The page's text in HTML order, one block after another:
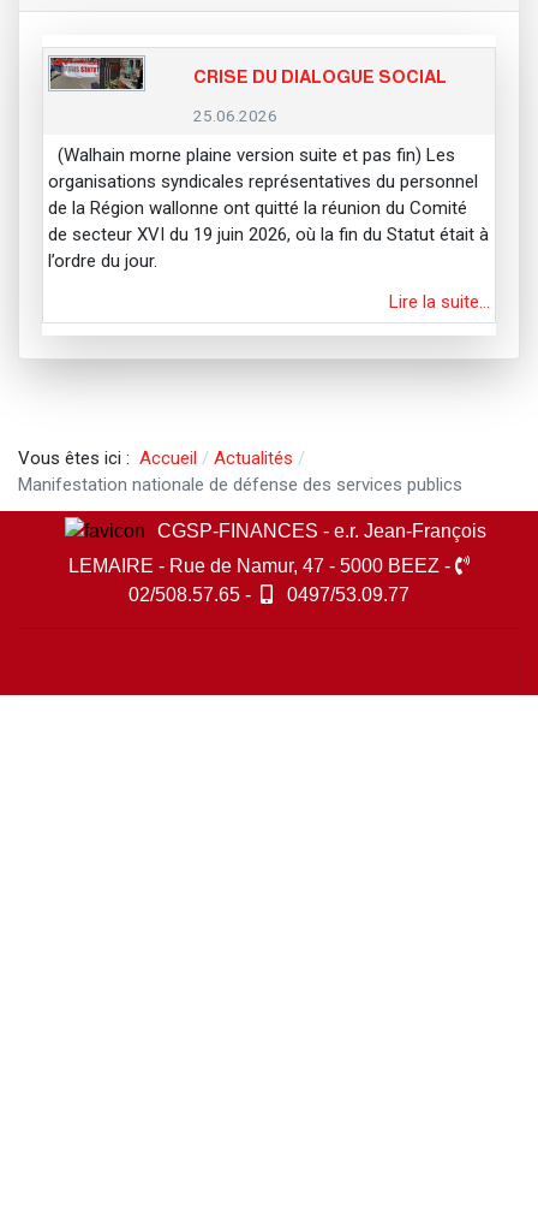
CRISE DU DIALOGUE SOCIAL
25.06.2026
(Walhain morne plaine version suite et pas fin) Les
organisations syndicales représentatives du personnel
de la Région wallonne ont quitté la réunion du Comité
de secteur XVI du 19 juin 2026, où la fin du Statut était à
l’ordre du jour.
Lire la suite…
Vous êtes ici : Accueil
Actualités
Manifestation nationale de défense des services publics
CGSP-FINANCES - e.r. Jean-François
LEMAIRE - Rue de Namur, 47 - 5000 BEEZ -
02/508.57.65 -
0497/53.09.77